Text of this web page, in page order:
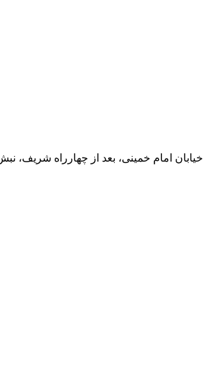
خیابان امام خمینی، بعد از چهارراه شریف، نبش کوچه